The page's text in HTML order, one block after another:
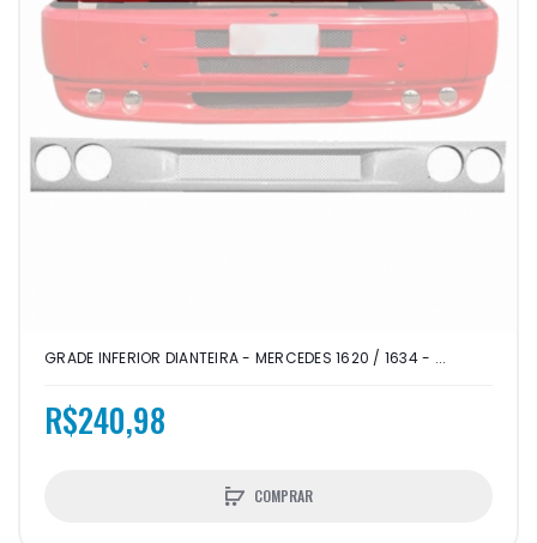
GRADE INFERIOR DIANTEIRA - MERCEDES 1620 / 1634 - ...
R$240,98
COMPRAR